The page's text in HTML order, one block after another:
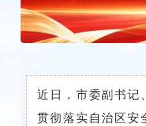
近日，市委副书记
贯彻落实自治区安